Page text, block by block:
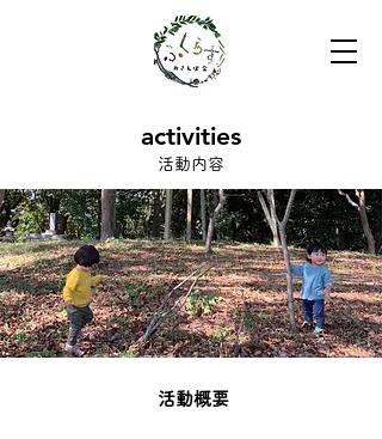
activities
​活動内容
活動概要